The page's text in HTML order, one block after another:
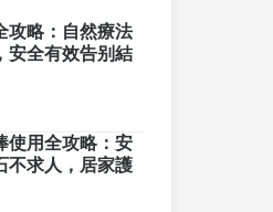
攻略：自然療法
安全有效告别結
使用全攻略：安
不求人，居家護